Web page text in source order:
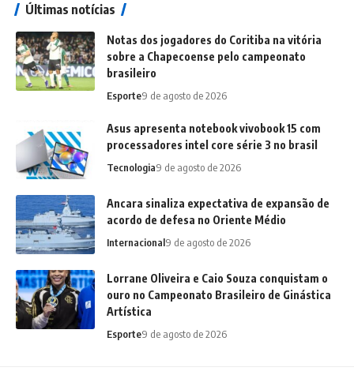
Últimas notícias
Notas dos jogadores do Coritiba na vitória
sobre a Chapecoense pelo campeonato
brasileiro
Esporte9 de agosto de 2026
Asus apresenta notebook vivobook 15 com
processadores intel core série 3 no brasil
Tecnologia9 de agosto de 2026
Ancara sinaliza expectativa de expansão de
acordo de defesa no Oriente Médio
Internacional9 de agosto de 2026
Lorrane Oliveira e Caio Souza conquistam o
ouro no Campeonato Brasileiro de Ginástica
Artística
Esporte9 de agosto de 2026